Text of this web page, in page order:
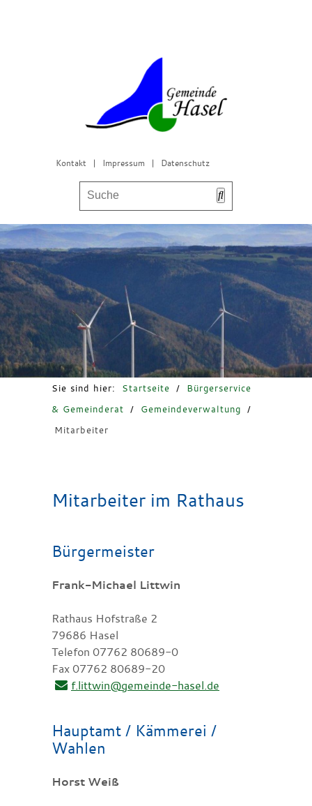
Kontakt | Impressum | Datenschutz
Bürgerservice & Gemeinderat
Leben in Hasel
Freizeit & Tourismus
Sie sind hier: Startseite /
Bürgerservice
& Gemeinderat
/ Gemeindeverwaltung
/
Mitarbeiter
Mitarbeiter im Rathaus
Bürgermeister
Frank-Michael Littwin
Rathaus Hofstraße 2
79686 Hasel
Telefon 07762 80689-0
Fax 07762 80689-20
f.littwin@gemeinde-hasel.de
Hauptamt / Kämmerei /
Wahlen
Horst Weiß